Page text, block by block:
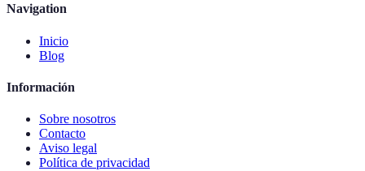
Navigation
Inicio
Blog
Información
Sobre nosotros
Contacto
Aviso legal
Política de privacidad